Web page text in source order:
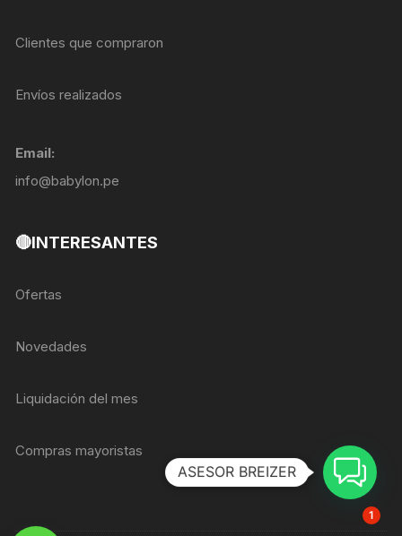
Clientes que compraron
Envíos realizados
Email:
info@babylon.pe
🔴INTERESANTES
Ofertas
Novedades
Liquidación del mes
Compras mayoristas
ASESOR BREIZER
1